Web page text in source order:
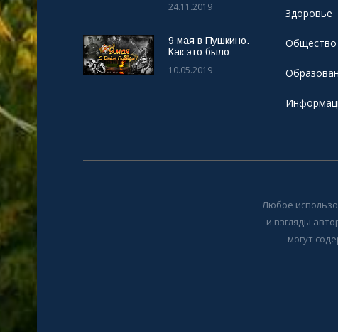
24.11.2019
9 мая в Пушкино.
Как это было
10.05.2019
Здоровье
Общество
Любое
и взгляды
могут